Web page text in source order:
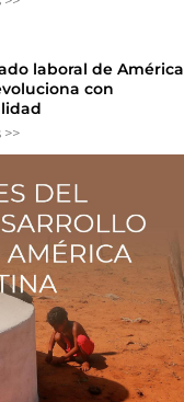
laboral de América
con
>>